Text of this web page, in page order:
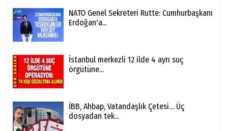
NATO Genel Sekreteri Rutte: Cumhurbaşkanı
Erdoğan'a...
İstanbul merkezli 12 ilde 4 ayrı suç
örgütüne...
İBB, Ahbap, Vatandaşlık Çetesi… Üç
dosyadan tek...